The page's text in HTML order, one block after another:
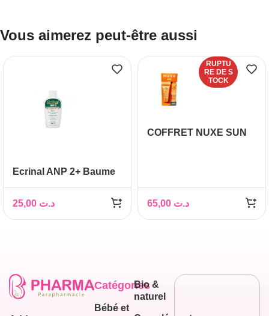
Vous aimerez peut-être aussi
Ecrinal ANP 2+ Baume
د.ت
RUPTU
RE DE S
TOCK
COFFRET NUXE SUN
د.ت
Catégories
Bébé et
Bio &
naturel